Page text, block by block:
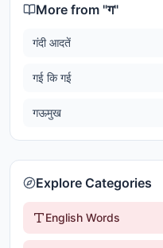
More from "ग"
गंदी आदतें
गई कि गई
गऊमुख
Explore Categories
English Words